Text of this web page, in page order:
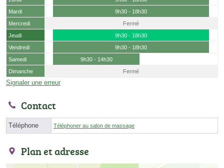
Mardi
9h30 - 18h30
Mercredi
Fermé
Jeudi
9h30 - 18h30
Vendredi
9h30 - 18h30
Samedi
9h30 - 14h30
Dimanche
Fermé
Signaler une erreur
Contact
Téléphone Téléphoner au salon de massage
Plan et adresse